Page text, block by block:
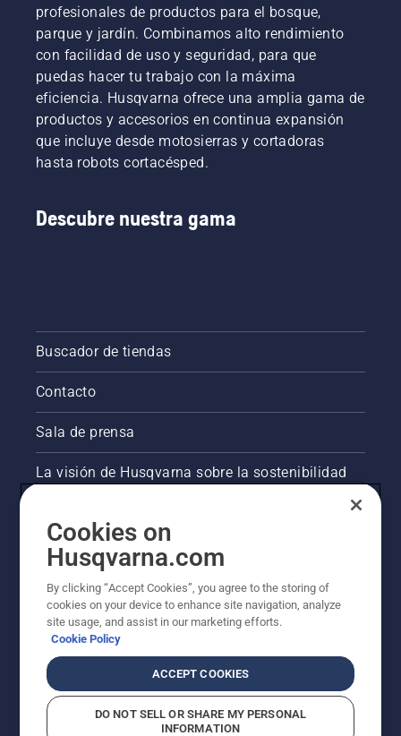
profesionales de productos para el bosque,
parque y jardín. Combinamos alto rendimiento
con facilidad de uso y seguridad, para que
puedas hacer tu trabajo con la máxima
eficiencia. Husqvarna ofrece una amplia gama de
productos y accesorios en continua expansión
que incluye desde motosierras y cortadoras
hasta robots cortacésped.
Descubre nuestra gama
Buscador de tiendas
Contacto
Sala de prensa
La visión de Husqvarna sobre la sostenibilidad
Otros sitios de Husqvarna
Cookies on
Husqvarna.com
By clicking “Accept Cookies”, you agree to the storing of
cookies on your device to enhance site navigation, analyze
site usage, and assist in our marketing efforts.
Cookie Policy
ACCEPT COOKIES
DO NOT SELL OR SHARE MY PERSONAL
INFORMATION